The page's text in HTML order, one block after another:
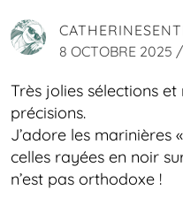
8 OCTOBRE 2025 /
Très jolies sélections
précisions.
J’adore les marinières
celles rayées en noir
n’est pas orthodoxe !